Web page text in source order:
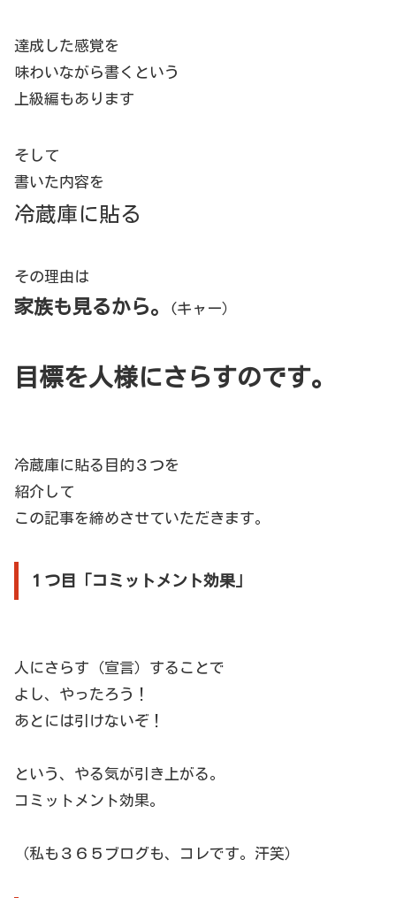
達成した感覚を
味わいながら書くという
上級編もあります
そして
書いた内容を
冷蔵庫に貼る
その理由は
家族も見るから。 (キャー）
目標を人様にさらすのです。
冷蔵庫に貼る目的３つを
紹介して
この記事を締めさせていただきます。
１つ目「コミットメント効果」
人にさらす（宣言）することで
よし、やったろう！
あとには引けないぞ！
という、やる気が引き上がる。
コミットメント効果。
（私も３６５ブログも、コレです。汗笑）